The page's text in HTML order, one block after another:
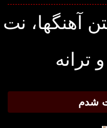
آهنگها، نت
شدم